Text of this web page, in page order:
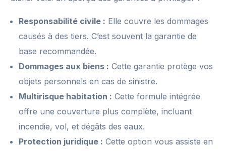
Responsabilité civile : Elle couvre les dommages
causés à des tiers. C’est souvent la garantie de
base recommandée.
Dommages aux biens : Cette garantie protège vos
objets personnels en cas de sinistre.
Multirisque habitation : Cette formule intégrée
offre une couverture plus complète, incluant
incendie, vol, et dégâts des eaux.
Protection juridique : Cette option vous assiste en